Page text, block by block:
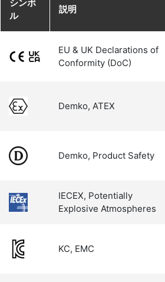
シンボ
ル
説明
EU & UK Declarations of
Conformity (DoC)
Demko, ATEX
Demko, Product Safety
IECEX, Potentially
Explosive Atmospheres
KC, EMC